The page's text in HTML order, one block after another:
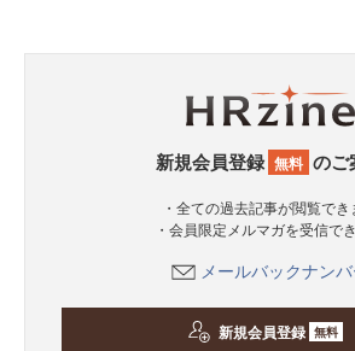
新規会員登録 無料 のご
・全ての過去記事が閲覧でき
・会員限定メルマガを受信で
メールバックナン
新規会員登録 無料